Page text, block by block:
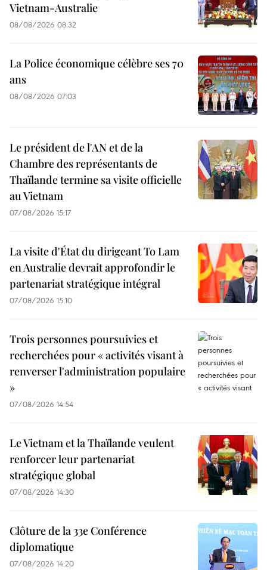
Vietnam-Australie
08/08/2026 08:32
La Police économique célèbre ses 70
ans
08/08/2026 07:03
Le président de l'AN et de la
Chambre des représentants de
Thaïlande termine sa visite officielle
au Vietnam
07/08/2026 15:17
La visite d'État du dirigeant To Lam
en Australie devrait approfondir le
partenariat stratégique intégral
07/08/2026 15:10
Trois personnes poursuivies et
recherchées pour « activités visant à
renverser l'administration populaire
»
07/08/2026 14:54
Le Vietnam et la Thaïlande veulent
renforcer leur partenariat
stratégique global
07/08/2026 14:30
Clôture de la 33e Conférence
diplomatique
07/08/2026 14:20